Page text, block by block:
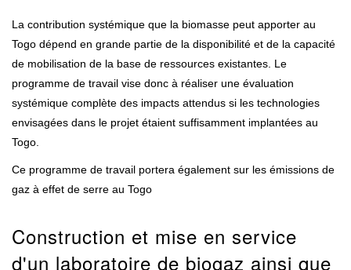
La contribution systémique que la biomasse peut apporter au
Togo dépend en grande partie de la disponibilité et de la capacité
de mobilisation de la base de ressources existantes. Le
programme de travail vise donc à réaliser une évaluation
systémique complète des impacts attendus si les technologies
envisagées dans le projet étaient suffisamment implantées au
Togo.
Ce programme de travail portera également sur les émissions de
gaz à effet de serre au Togo
Construction et mise en service
d'un laboratoire de biogaz ainsi que